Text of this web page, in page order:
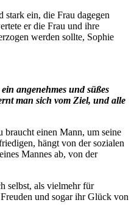
ein, die Frau dagegen
er die Frau und ihre
werden sollte, Sophie
angenehmes und süßes
man sich vom Ziel, und alle
braucht einen Mann, um seine
hängt von der sozialen
Mannes ab, von der
selbst, als vielmehr für
und sogar ihr Glück von